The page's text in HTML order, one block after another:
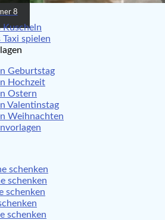
8
Kuscheln
spielen
Geburtstag
Hochzeit
Ostern
Valentinstag
Weihnachten
schenken
schenken
schenken
schenken